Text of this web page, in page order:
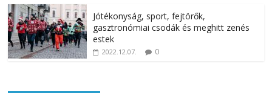
Jótékonyság, sport, fejtörők,
gasztronómiai csodák és meghitt zenés
estek
2022.12.07. 0